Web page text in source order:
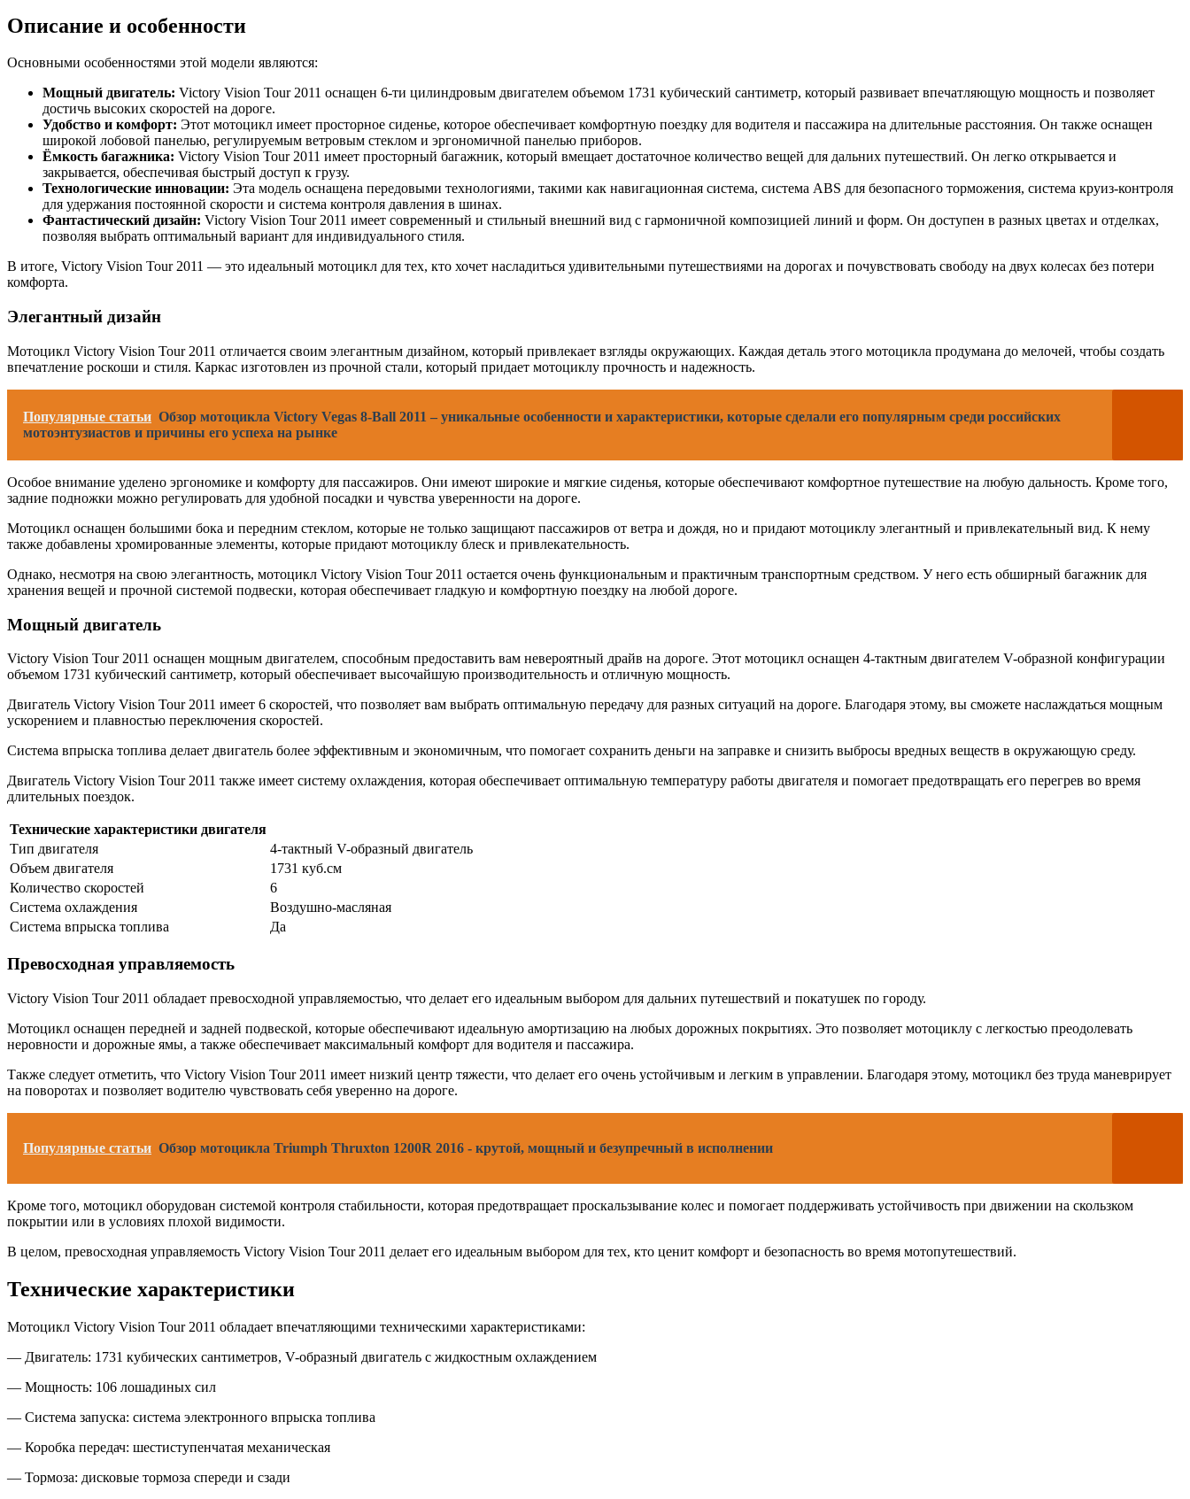
Описание и особенности
Основными особенностями этой модели являются:
Мощный двигатель: Victory Vision Tour 2011 оснащен 6-ти цилиндровым двигателем объемом 1731 кубический сантиметр, который развивает впечатляющую мощность и позволяет
достичь высоких скоростей на дороге.
Удобство и комфорт: Этот мотоцикл имеет просторное сиденье, которое обеспечивает комфортную поездку для водителя и пассажира на длительные расстояния. Он также оснащен
широкой лобовой панелью, регулируемым ветровым стеклом и эргономичной панелью приборов.
Ёмкость багажника: Victory Vision Tour 2011 имеет просторный багажник, который вмещает достаточное количество вещей для дальних путешествий. Он легко открывается и
закрывается, обеспечивая быстрый доступ к грузу.
Технологические инновации: Эта модель оснащена передовыми технологиями, такими как навигационная система, система ABS для безопасного торможения, система круиз-контроля
для удержания постоянной скорости и система контроля давления в шинах.
Фантастический дизайн: Victory Vision Tour 2011 имеет современный и стильный внешний вид с гармоничной композицией линий и форм. Он доступен в разных цветах и отделках,
позволяя выбрать оптимальный вариант для индивидуального стиля.
В итоге, Victory Vision Tour 2011 — это идеальный мотоцикл для тех, кто хочет насладиться удивительными путешествиями на дорогах и почувствовать свободу на двух колесах без потери
комфорта.
Элегантный дизайн
Мотоцикл Victory Vision Tour 2011 отличается своим элегантным дизайном, который привлекает взгляды окружающих. Каждая деталь этого мотоцикла продумана до мелочей, чтобы создать
впечатление роскоши и стиля. Каркас изготовлен из прочной стали, который придает мотоциклу прочность и надежность.
Популярные статьи Обзор мотоцикла Victory Vegas 8-Ball 2011 – уникальные особенности и характеристики, которые сделали его популярным среди российских
мотоэнтузиастов и причины его успеха на рынке
Особое внимание уделено эргономике и комфорту для пассажиров. Они имеют широкие и мягкие сиденья, которые обеспечивают комфортное путешествие на любую дальность. Кроме того,
задние подножки можно регулировать для удобной посадки и чувства уверенности на дороге.
Мотоцикл оснащен большими бока и передним стеклом, которые не только защищают пассажиров от ветра и дождя, но и придают мотоциклу элегантный и привлекательный вид. К нему
также добавлены хромированные элементы, которые придают мотоциклу блеск и привлекательность.
Однако, несмотря на свою элегантность, мотоцикл Victory Vision Tour 2011 остается очень функциональным и практичным транспортным средством. У него есть обширный багажник для
хранения вещей и прочной системой подвески, которая обеспечивает гладкую и комфортную поездку на любой дороге.
Мощный двигатель
Victory Vision Tour 2011 оснащен мощным двигателем, способным предоставить вам невероятный драйв на дороге. Этот мотоцикл оснащен 4-тактным двигателем V-образной конфигурации
объемом 1731 кубический сантиметр, который обеспечивает высочайшую производительность и отличную мощность.
Двигатель Victory Vision Tour 2011 имеет 6 скоростей, что позволяет вам выбрать оптимальную передачу для разных ситуаций на дороге. Благодаря этому, вы сможете наслаждаться мощным
ускорением и плавностью переключения скоростей.
Система впрыска топлива делает двигатель более эффективным и экономичным, что помогает сохранить деньги на заправке и снизить выбросы вредных веществ в окружающую среду.
Двигатель Victory Vision Tour 2011 также имеет систему охлаждения, которая обеспечивает оптимальную температуру работы двигателя и помогает предотвращать его перегрев во время
длительных поездок.
Технические характеристики двигателя
Тип двигателя
4-тактный V-образный двигатель
Объем двигателя
1731 куб.см
Количество скоростей
6
Система охлаждения
Воздушно-масляная
Система впрыска топлива
Да
Превосходная управляемость
Victory Vision Tour 2011 обладает превосходной управляемостью, что делает его идеальным выбором для дальних путешествий и покатушек по городу.
Мотоцикл оснащен передней и задней подвеской, которые обеспечивают идеальную амортизацию на любых дорожных покрытиях. Это позволяет мотоциклу с легкостью преодолевать
неровности и дорожные ямы, а также обеспечивает максимальный комфорт для водителя и пассажира.
Также следует отметить, что Victory Vision Tour 2011 имеет низкий центр тяжести, что делает его очень устойчивым и легким в управлении. Благодаря этому, мотоцикл без труда маневрирует
на поворотах и позволяет водителю чувствовать себя уверенно на дороге.
Популярные статьи Обзор мотоцикла Triumph Thruxton 1200R 2016 - крутой, мощный и безупречный в исполнении
Кроме того, мотоцикл оборудован системой контроля стабильности, которая предотвращает проскальзывание колес и помогает поддерживать устойчивость при движении на скользком
покрытии или в условиях плохой видимости.
В целом, превосходная управляемость Victory Vision Tour 2011 делает его идеальным выбором для тех, кто ценит комфорт и безопасность во время мотопутешествий.
Технические характеристики
Мотоцикл Victory Vision Tour 2011 обладает впечатляющими техническими характеристиками:
— Двигатель: 1731 кубических сантиметров, V-образный двигатель с жидкостным охлаждением
— Мощность: 106 лошадиных сил
— Система запуска: система электронного впрыска топлива
— Коробка передач: шестиступенчатая механическая
— Тормоза: дисковые тормоза спереди и сзади